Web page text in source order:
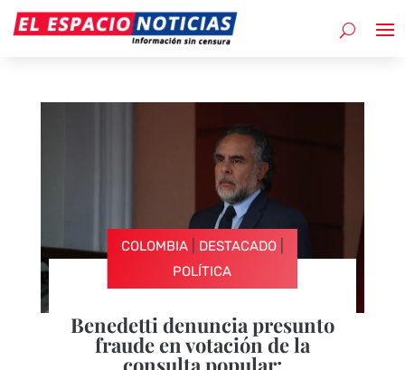
COLOMBIA| DESTACADO|
POLÍTICA
Benedetti denuncia presunto
fraude en votación de la
consulta popular: